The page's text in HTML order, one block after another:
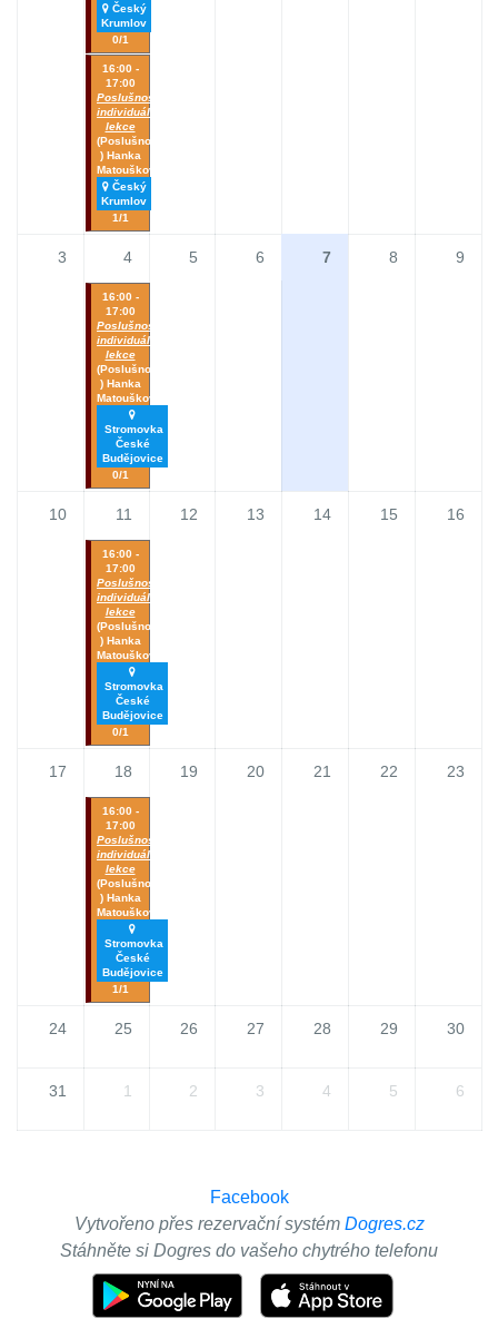
Český
Krumlov
0/1
16:00 -
17:00
Poslušnost_
individuální
lekce
(Poslušnost
) Hanka
Matoušková
Český
Krumlov
1/1
3 4 5 6 7 8 9
16:00 -
17:00
Poslušnost_
individuální
lekce
(Poslušnost
) Hanka
Matoušková
Stromovka
České
Budějovice
0/1
10 11 12 13 14 15 16
16:00 -
17:00
Poslušnost_
individuální
lekce
(Poslušnost
) Hanka
Matoušková
Stromovka
České
Budějovice
0/1
17 18 19 20 21 22 23
16:00 -
17:00
Poslušnost_
individuální
lekce
(Poslušnost
) Hanka
Matoušková
Stromovka
České
Budějovice
1/1
24 25 26 27 28 29 30
31 1 2 3 4 5 6
Facebook
Vytvořeno přes rezervační systém Dogres.cz
Stáhněte si Dogres do vašeho chytrého telefonu